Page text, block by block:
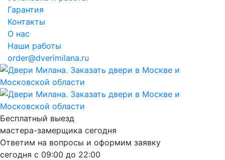
Гарантия
Контакты
О нас
Наши работы
order@dverimilana.ru
Бесплатный выезд
мастера-замерщика сегодня
Ответим на вопросы и оформим заявку
сегодня с 09:00 до 22:00